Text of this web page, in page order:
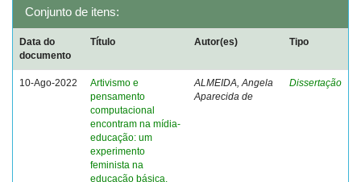
Conjunto de itens:
Data do
documento
Título Autor(es) Tipo
10-Ago-2022
Artivismo e
pensamento
computacional
encontram na mídia-
educação: um
experimento
feminista na
educação básica.
ALMEIDA, Angela
Aparecida de
Dissertação